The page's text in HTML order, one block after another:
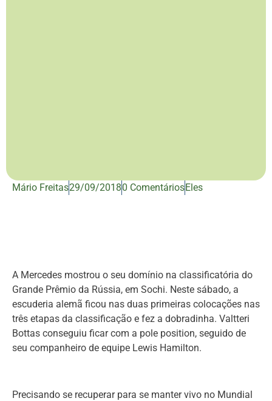
Mário Freitas29/09/20180 ComentáriosEles
A Mercedes mostrou o seu domínio na classificatória do
Grande Prêmio da Rússia, em Sochi. Neste sábado, a
escuderia alemã ficou nas duas primeiras colocações nas
três etapas da classificação e fez a dobradinha. Valtteri
Bottas conseguiu ficar com a pole position, seguido de
seu companheiro de equipe Lewis Hamilton.
Precisando se recuperar para se manter vivo no Mundial